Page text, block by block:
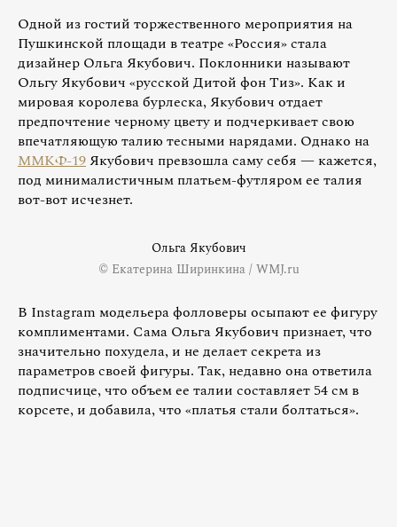
Одной из гостий торжественного мероприятия на
Пушкинской площади в театре «Россия» стала
дизайнер Ольга Якубович. Поклонники называют
Ольгу Якубович «русской Дитой фон Тиз». Как и
мировая королева бурлеска, Якубович отдает
предпочтение черному цвету и подчеркивает свою
впечатляющую талию тесными нарядами. Однако на
ММКФ-19Якубович превзошла саму себя — кажется,
под минималистичным платьем-футляром ее талия
вот-вот исчезнет.
Ольга Якубович
© Екатерина Ширинкина / WMJ.ru
В Instagram модельера фолловеры осыпают ее фигуру
комплиментами. Сама Ольга Якубович признает, что
значительно похудела, и не делает секрета из
параметров своей фигуры. Так, недавно она ответила
подписчице, что объем ее талии составляет 54 см в
корсете, и добавила, что «платья стали болтаться».